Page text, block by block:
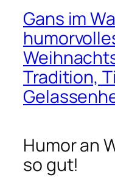
Gans im
Tradition,
Humor an
so gut!